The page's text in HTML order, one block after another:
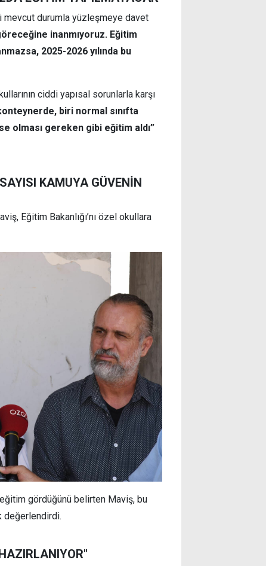
mevcut durumla yüzleşmeye davet
inanmıyoruz. Eğitim
2025-2026 yılında bu
ciddi yapısal sorunlarla karşı
biri normal sınıfta
olması gereken gibi eğitim aldı”
KAMUYA GÜVENİN
Eğitim Bakanlığı’nı özel okullara
gördüğünü belirten Maviş, bu
değerlendirdi.